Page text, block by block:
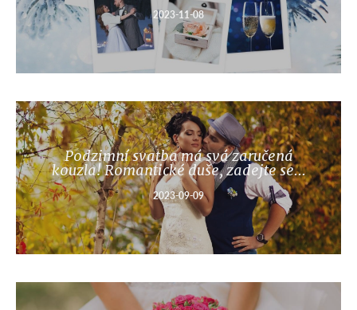
2023-11-08
Podzimní svatba má svá zaručená
kouzla! Romantické duše, zadejte se...
2023-09-09